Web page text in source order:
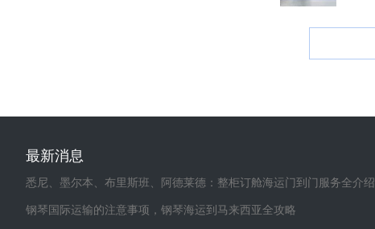
最新消息
悉尼、墨尔本、布里斯班、阿德莱德：整柜订舱海运门到门服务全介绍
钢琴国际运输的注意事项，钢琴海运到马来西亚全攻略